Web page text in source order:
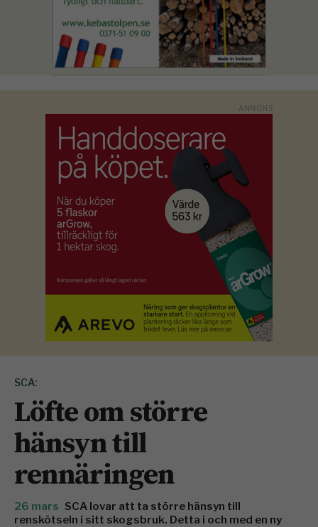
SCA:
Löfte om större
hänsyn till
rennäringen
26 mars SCA lovar att ta större hänsyn till
renskötseln i sitt skogsbruk. Detta i och med en ny